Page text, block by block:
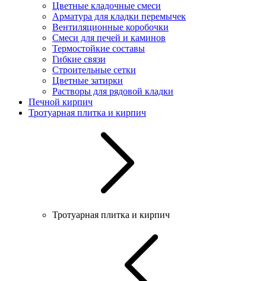
Цветные кладочные смеси
Арматура для кладки перемычек
Вентиляционные коробочки
Смеси для печей и каминов
Термостойкие составы
Гибкие связи
Строительные сетки
Цветные затирки
Растворы для рядовой кладки
Печной кирпич
Тротуарная плитка и кирпич
Тротуарная плитка и кирпич